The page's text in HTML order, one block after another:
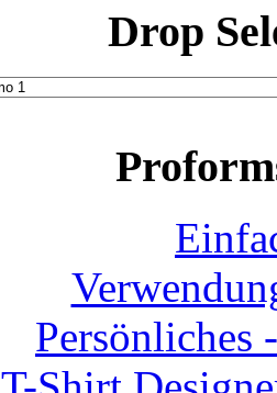
Drop
Persönliches